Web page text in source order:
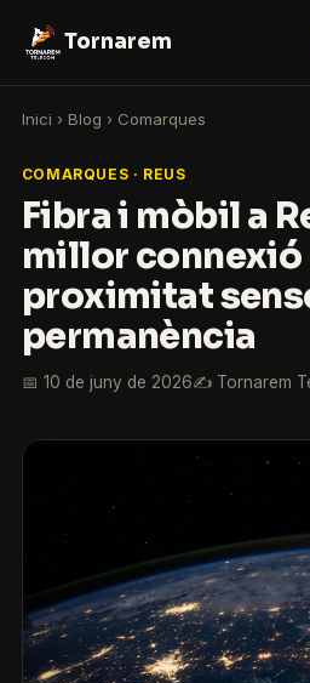
Tornarem
Inici › Blog › Comarques
COMARQUES · REUS
Fibra i mòbil a
millor connexió
proximitat
permanència
📅 10 de juny de 2026✍️ Tornarem